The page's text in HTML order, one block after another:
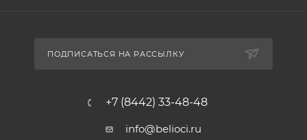
ПОДПИСАТЬСЯ НА РАССЫЛКУ
+7 (8442) 33-48-48
info@belioci.ru